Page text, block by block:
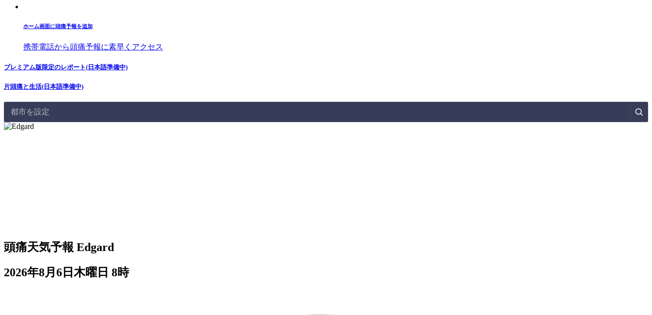
ホーム画面に頭痛予報を追加
携帯電話から頭痛予報に素早くアクセス
プレミアム版限定のレポート(日本語準備中)
片頭痛と生活(日本語準備中)
都市を設定
頭痛天気予報 Edgard
2026年8月6日木曜日 8時